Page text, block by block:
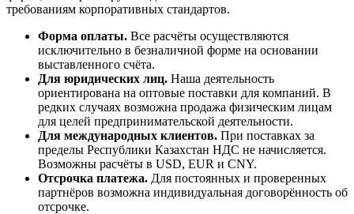
требованиям корпоративных стандартов.
Форма оплаты. Все расчёты осуществляются
исключительно в безналичной форме на основании
выставленного счёта.
Для юридических лиц. Наша деятельность
ориентирована на оптовые поставки для компаний. В
редких случаях возможна продажа физическим лицам
для целей предпринимательской деятельности.
Для международных клиентов. При поставках за
пределы Республики Казахстан НДС не начисляется.
Возможны расчёты в USD, EUR и CNY.
Отсрочка платежа. Для постоянных и проверенных
партнёров возможна индивидуальная договорённость об
отсрочке.